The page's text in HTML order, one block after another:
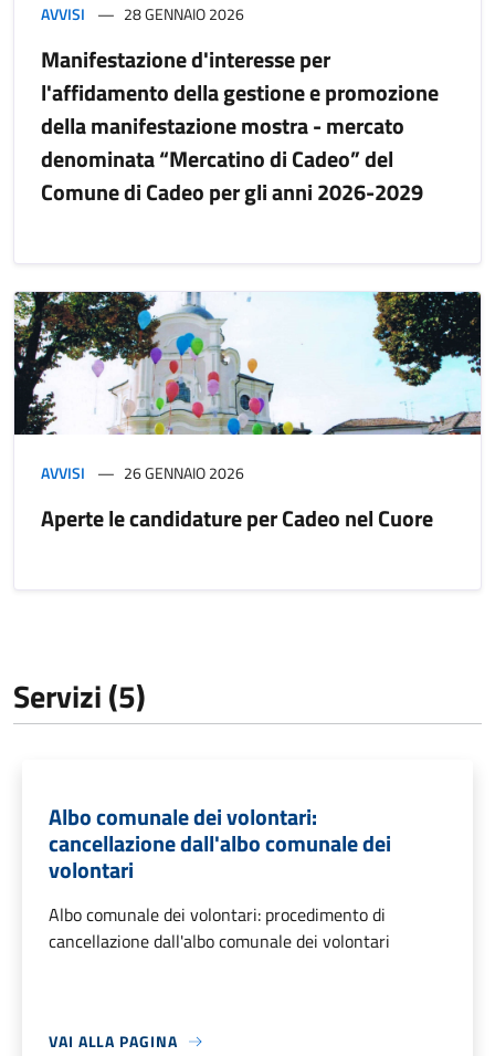
AVVISI 28 GENNAIO 2026
Manifestazione d'interesse per
l'affidamento della gestione e promozione
della manifestazione mostra - mercato
denominata “Mercatino di Cadeo” del
Comune di Cadeo per gli anni 2026-2029
AVVISI 26 GENNAIO 2026
Aperte le candidature per Cadeo nel Cuore
Servizi (5)
Albo comunale dei volontari:
cancellazione dall'albo comunale dei
volontari
Albo comunale dei volontari: procedimento di
cancellazione dall'albo comunale dei volontari
VAI ALLA PAGINA